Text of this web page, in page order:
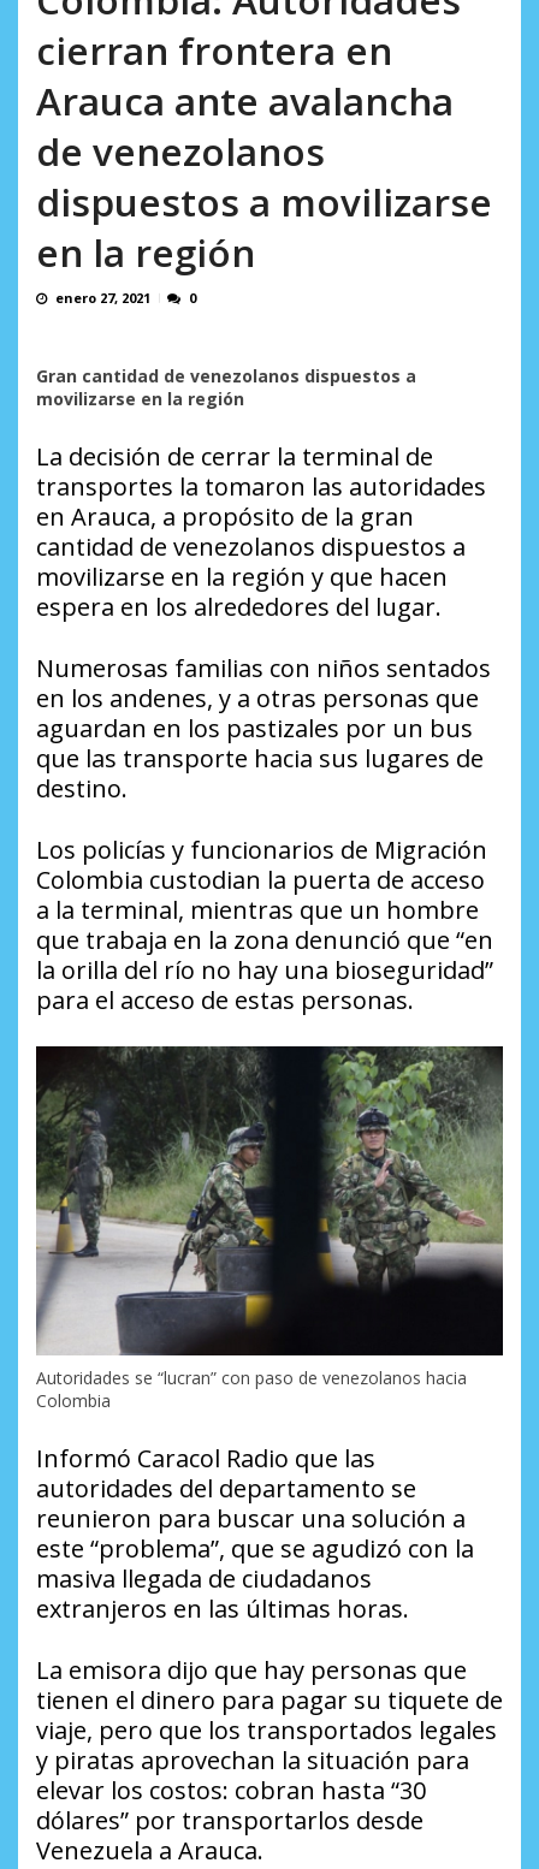
cierran frontera en
Arauca ante avalancha
de venezolanos
dispuestos a movilizarse
en la región
enero 27, 2021 0
Gran cantidad de venezolanos dispuestos a
movilizarse en la región
La decisión de cerrar la terminal de
transportes la tomaron las autoridades
en Arauca, a propósito de la gran
cantidad de venezolanos dispuestos a
movilizarse en la región y que hacen
espera en los alrededores del lugar.
Numerosas familias con niños sentados
en los andenes, y a otras personas que
aguardan en los pastizales por un bus
que las transporte hacia sus lugares de
destino.
Los policías y funcionarios de Migración
Colombia custodian la puerta de acceso
a la terminal, mientras que un hombre
que trabaja en la zona denunció que “en
la orilla del río no hay una bioseguridad”
para el acceso de estas personas.
Autoridades se “lucran” con paso de venezolanos hacia
Colombia
Informó Caracol Radio que las
autoridades del departamento se
reunieron para buscar una solución a
este “problema”, que se agudizó con la
masiva llegada de ciudadanos
extranjeros en las últimas horas.
La emisora dijo que hay personas que
tienen el dinero para pagar su tiquete de
viaje, pero que los transportados legales
y piratas aprovechan la situación para
elevar los costos: cobran hasta “30
dólares” por transportarlos desde
Venezuela a Arauca.